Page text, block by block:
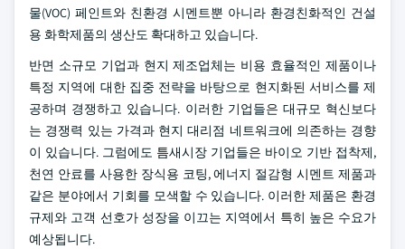
물(VOC) 페인트와 친환경 시멘트뿐 아니라 환경친화적인 건설
용 화학제품의 생산도 확대하고 있습니다.
반면 소규모 기업과 현지 제조업체는 비용 효율적인 제품이나
특정 지역에 대한 집중 전략을 바탕으로 현지화된 서비스를 제
공하며 경쟁하고 있습니다. 이러한 기업들은 대규모 혁신보다
는 경쟁력 있는 가격과 현지 대리점 네트워크에 의존하는 경향
이 있습니다. 그럼에도 틈새시장 기업들은 바이오 기반 접착제,
천연 안료를 사용한 장식용 코팅, 에너지 절감형 시멘트 제품과
같은 분야에서 기회를 모색할 수 있습니다. 이러한 제품은 환경
규제와 고객 선호가 성장을 이끄는 지역에서 특히 높은 수요가
예상됩니다.